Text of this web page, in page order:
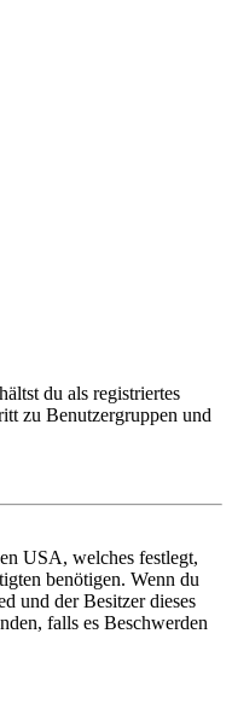
du als registriertes
zu Benutzergruppen und
USA, welches festlegt,
benötigen. Wenn du
und der Besitzer dieses
falls es Beschwerden